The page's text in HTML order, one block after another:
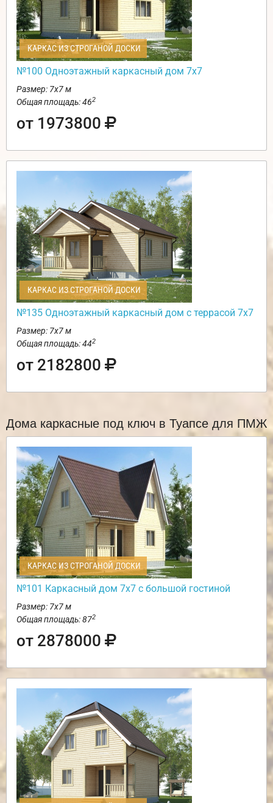
КАРКАС ИЗ СТРОГАНОЙ ДОСКИ
№100 Одноэтажный каркасный дом 7х7
Размер: 7х7 м
Общая площадь: 462
от 1973800
КАРКАС ИЗ СТРОГАНОЙ ДОСКИ
№135 Одноэтажный каркасный дом с террасой 7х7
Размер: 7х7 м
Общая площадь: 442
от 2182800
Дома каркасные под ключ в Туапсе для ПМЖ
КАРКАС ИЗ СТРОГАНОЙ ДОСКИ
№101 Каркасный дом 7х7 с большой гостиной
Размер: 7х7 м
Общая площадь: 872
от 2878000